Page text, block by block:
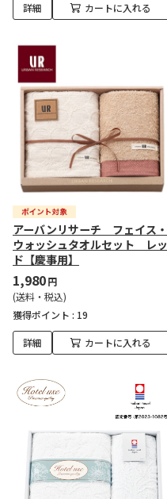
詳細 カートに入れる
アーバンリサーチ フェイス・
ウォッシュタオルセット レッ
ド【慶事用】
1,980円
(送料・税込)
獲得ポイント : 19
詳細 カートに入れる